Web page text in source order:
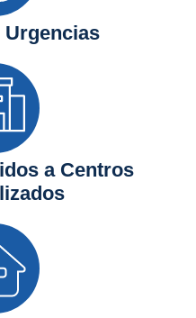
a Centros